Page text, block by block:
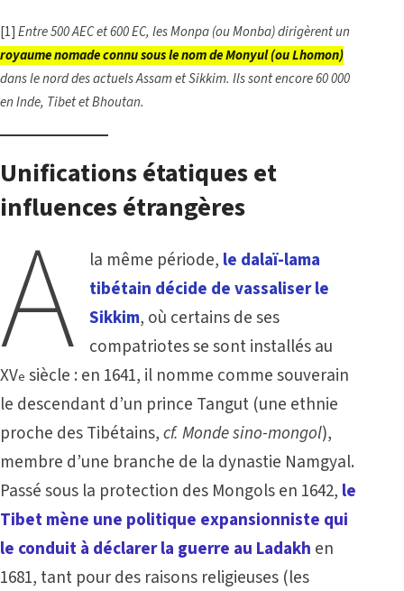
[1]Entre 500 AEC et 600 EC, les Monpa (ou Monba) dirigèrent un
royaume nomade connu sous le nom de Monyul (ou Lhomon)
dans le nord des actuels Assam et Sikkim. Ils sont encore 60 000
en Inde, Tibet et Bhoutan.
Unifications étatiques et
influences étrangères
A la même période, le dalaï-lama
tibétain décide de vassaliser le
Sikkim, où certains de ses
compatriotes se sont installés au
XVe siècle : en 1641, il nomme comme souverain
le descendant d’un prince Tangut (une ethnie
proche des Tibétains,cf. Monde sino-mongol),
membre d’une branche de la dynastie Namgyal.
Passé sous la protection des Mongols en 1642, le
Tibet mène une politique expansionniste qui
le conduit à déclarer la guerre au Ladakh en
1681, tant pour des raisons religieuses (les